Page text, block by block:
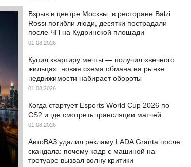
Взрыв в центре Москвы: в ресторане Balzi
Rossi погибли люди, десятки пострадали
после ЧП на Кудринской площади
01.08.2026
Купил квартиру мечты — получил «вечного
жильца»: новая схема обмана на рынке
недвижимости набирает обороты
01.08.2026
Когда стартует Esports World Cup 2026 по
CS2 и где смотреть трансляции матчей
01.08.2026
АвтоВАЗ удалил рекламу LADA Granta после
скандала: почему кадр с машиной на
тротуаре вызвал волну критики